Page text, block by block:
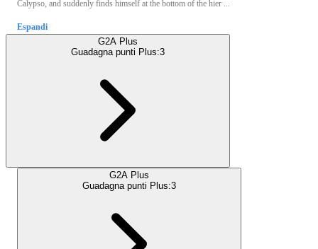
Calypso, and suddenly finds himself at the bottom of the hier ...
Espandi
G2A Plus
Guadagna punti Plus:3
G2A Plus
Guadagna punti Plus:3